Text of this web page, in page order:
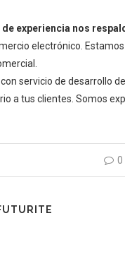
de experiencia nos
electrónico.
servicio de desarrollo
a tus clientes. Somos
0